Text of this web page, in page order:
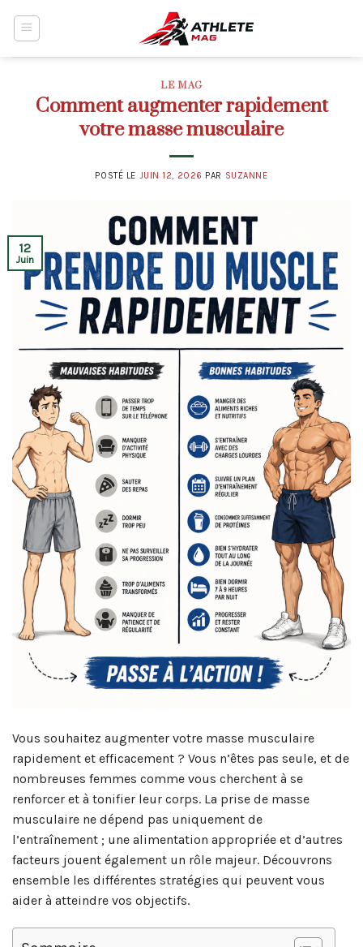
LE MAG
Comment augmenter rapidement
votre masse musculaire
POSTÉ LE JUIN 12, 2026 PAR SUZANNE
12
Juin
Vous souhaitez augmenter votre masse musculaire
rapidement et efficacement ? Vous n’êtes pas seule, et de
nombreuses femmes comme vous cherchent à se
renforcer et à tonifier leur corps. La prise de masse
musculaire ne dépend pas uniquement de
l’entraînement ; une alimentation appropriée et d’autres
facteurs jouent également un rôle majeur. Découvrons
ensemble les différentes stratégies qui peuvent vous
aider à atteindre vos objectifs.